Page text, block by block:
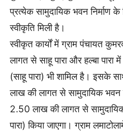
प्रत्येक सामुदायिक भवन निर्माण
स्वीकृति मिली है।
स्वीकृत कार्यों में ग्राम पंचायत
लागत से साहू पारा और हल्बा पारा
(साहू पारा) भी शामिल है। इसके
लाख की लागत से सामुदायिक भवन
2.50 लाख की लागत से सामुदायिक
पारा) किया जाएगा। ग्राम